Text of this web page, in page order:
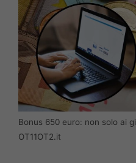
Bonus 650 euro: non solo ai
OT11OT2.it